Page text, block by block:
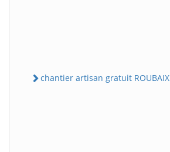
chantier artisan gratuit ROUBAIX